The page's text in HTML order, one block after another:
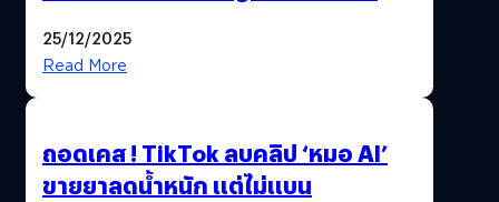
25/12/2025
Read More
ถอดเคส ! TikTok ลบคลิป ‘หมอ AI’
ขายยาลดน้ำหนัก แต่ไม่แบน